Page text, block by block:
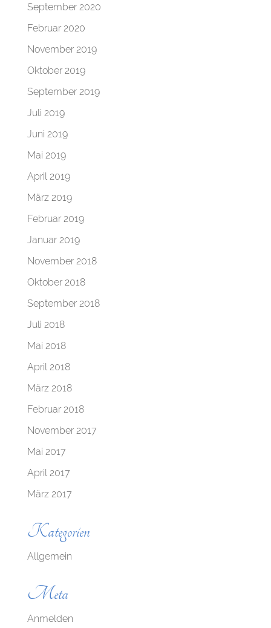
September 2020
Februar 2020
November 2019
Oktober 2019
September 2019
Juli 2019
Juni 2019
Mai 2019
April 2019
März 2019
Februar 2019
Januar 2019
November 2018
Oktober 2018
September 2018
Juli 2018
Mai 2018
April 2018
März 2018
Februar 2018
November 2017
Mai 2017
April 2017
März 2017
Kategorien
Allgemein
Meta
Anmelden